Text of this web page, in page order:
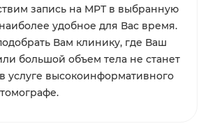
запись на МРТ в выбранную
удобное для Вас время.
Вам клинику, где Ваш
большой объем тела не станет
услуге высокоинформативного